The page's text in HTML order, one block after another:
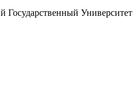
Государственный Университет